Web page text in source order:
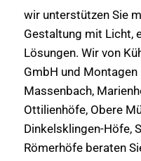
wir unterstützen Sie
Gestaltung mit Licht,
Lösungen. Wir von
GmbH und
Massenbach,
Ottilienhöfe, Obere
Dinkelsklingen-Höfe,
Römerhöfe beraten